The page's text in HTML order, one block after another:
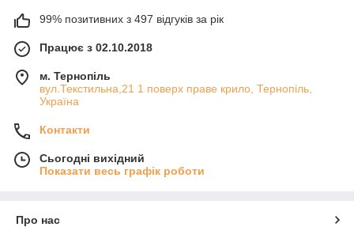
99% позитивних з 497 відгуків за рік
Працює з 02.10.2018
м. Тернопіль
вул.Текстильна,21 1 поверх праве крило, Тернопіль,
Україна
Контакти
Сьогодні вихідний
Показати весь графік роботи
Про нас